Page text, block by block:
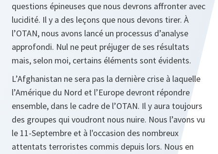
questions épineuses que nous devrons affronter avec
lucidité. Il y a des leçons que nous devons tirer. À
l’OTAN, nous avons lancé un processus d’analyse
approfondi. Nul ne peut préjuger de ses résultats
mais, selon moi, certains éléments sont évidents.
L’Afghanistan ne sera pas la dernière crise à laquelle
l’Amérique du Nord et l’Europe devront répondre
ensemble, dans le cadre de l’OTAN. Il y aura toujours
des groupes qui voudront nous nuire. Nous l’avons vu
le 11-Septembre et à l'occasion des nombreux
attentats terroristes commis depuis lors. Nous en